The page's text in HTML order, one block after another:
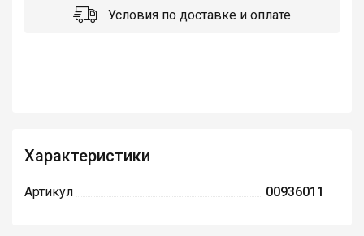
Условия по доставке и оплате
Характеристики
Артикул 00936011